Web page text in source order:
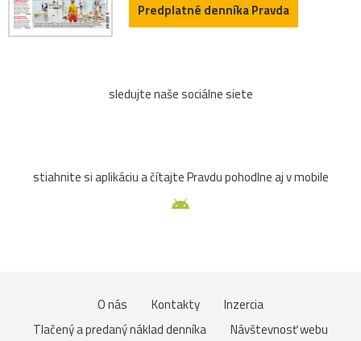
Predplatné denníka Pravda
sledujte naše sociálne siete
stiahnite si aplikáciu a čítajte Pravdu pohodlne aj v mobile
O nás Kontakty
Inzercia
Tlačený a predaný náklad denníka
Návštevnosť webu